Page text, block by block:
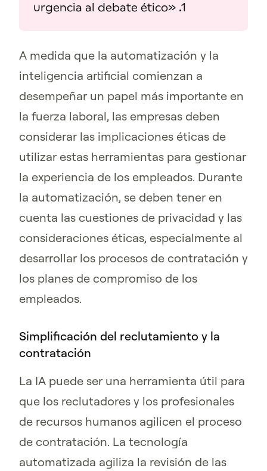
urgencia al debate ético» .1
A medida que la automatización y la
inteligencia artificial comienzan a
desempeñar un papel más importante en
la fuerza laboral, las empresas deben
considerar las implicaciones éticas de
utilizar estas herramientas para gestionar
la experiencia de los empleados. Durante
la automatización, se deben tener en
cuenta las cuestiones de privacidad y las
consideraciones éticas, especialmente al
desarrollar los procesos de contratación y
los planes de compromiso de los
empleados.
Simplificación del reclutamiento y la
contratación
La IA puede ser una herramienta útil para
que los reclutadores y los profesionales
de recursos humanos agilicen el proceso
de contratación. La tecnología
automatizada agiliza la revisión de las